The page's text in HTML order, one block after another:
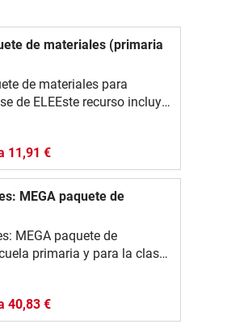
de materiales (primaria
de materiales para
de ELEEste recurso incluye
entre sí, ampliar su
sus habilidades de
sobre mí / español
/ comienzo de clases /
11,91 €
MEGA paquete de
MEGA paquete de
primaria y para la clase
40,83 €